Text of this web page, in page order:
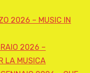
2026 – MUSIC IN
2026 –
LA MUSICA